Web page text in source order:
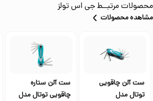
محصولات مرتبــطجی اس تولز
مشاهده محصولات
ست آلن چاقویی
توتال مدل
ست آلن ستاره
چاقویی توتال مدل